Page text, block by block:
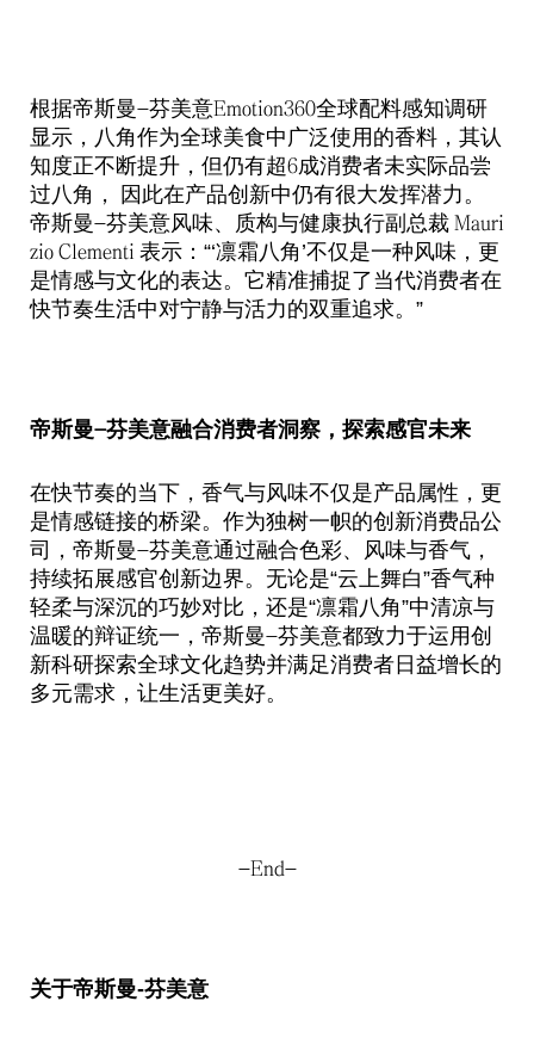
根据帝斯曼-芬美意Emotion360全球配料感知调研
显示，八角作为全球美食中广泛使用的香料，其认
知度正不断提升，但仍有超6成消费者未实际品尝
过八角，
因此在产品创新中仍有很大发挥潜力。
帝斯曼-芬美意风味、质构与健康执行副总裁Mauri
zio Clementi 表示：“‘凛霜八角’不仅是一种风味，更
是情感与文化的表达。它精准捕捉了当代消费者在
快节奏生活中对宁静与活力的双重追求。”
帝斯曼-芬美意融合消费者洞察，探索感官未来
在快节奏的当下，香气与风味不仅是产品属性，更
是情感链接的桥梁。作为独树一帜的创新消费品公
司，帝斯曼-芬美意通过融合色彩、风味与香气，
持续拓展感官创新边界。无论是“云上舞白”香气种
轻柔与深沉的巧妙对比，还是“凛霜八角”中清凉与
温暖的辩证统一，帝斯曼-芬美意都致力于运用创
新科研探索全球文化趋势并满足消费者日益增长的
多元需求，让生活更美好。
-End-
关于帝斯曼-芬美意